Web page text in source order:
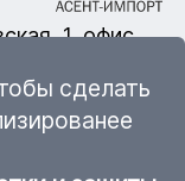
1, офис
сделать